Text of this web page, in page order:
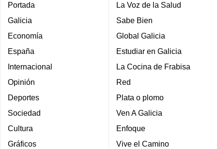
Portada
Galicia
Economía
España
Internacional
Opinión
Deportes
Sociedad
Cultura
Gráficos
La Voz de la Salud
Sabe Bien
Global Galicia
Estudiar en Galicia
La Cocina de Frabisa
Red
Plata o plomo
Ven A Galicia
Enfoque
Vive el Camino